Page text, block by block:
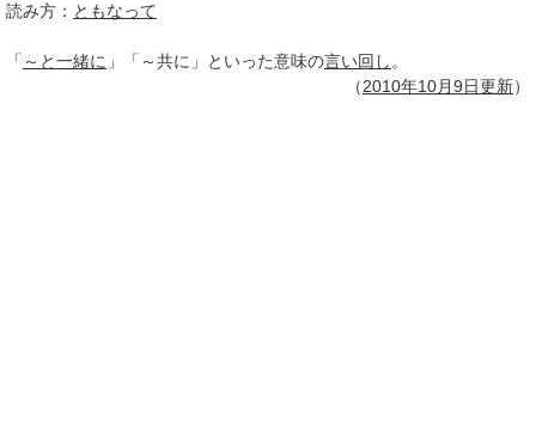
読み方： ともなって
「 ～と一緒に 」「～共に」といった意味の言い回し 。
（2010年10月9日更新）